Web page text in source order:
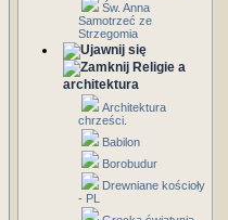
Św. Anna
Samotrzeć ze
Strzegomia
Religie a
architektura
Architektura
chrześci.
Babilon
Borobudur
Drewniane kościoły
- PL